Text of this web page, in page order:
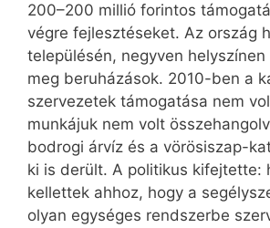
200–200 millió forintos
végre fejlesztéseket. Az ország
településén, negyven
meg beruházások. 2010-ben a
szervezetek támogatása nem
munkájuk nem volt
bodrogi árvíz és a vörösiszap-
ki is derült. A politikus kifejtette:
kellettek ahhoz, hogy a
olyan egységes rendszerbe